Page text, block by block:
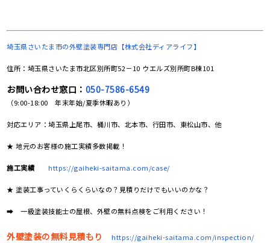
埼玉県さいたま市の外壁塗装専門店【株式会社ディアライフ】
住所：埼玉県さいたま市北区別所町52－10 ウエルズ別所町B棟101
お問い合わせ窓口： 050-7586-6549
（9:00-18:00 年末年始/夏季休暇あり）
対応エリア：埼玉県上尾市、桶川市、北本市、行田市、東松山市、他
★ 地元のお客様の施工実績多数掲載！
施工実績 https://gaiheki-saitama.com/case/
★ 塗装工事っていくらくらいなの？見積りだけでもいいのかな？
➡ 一級塗装技能士の屋根、外壁の無料点検をご利用ください！
外壁塗装の無料見積もり https://gaiheki-saitama.com/inspection/